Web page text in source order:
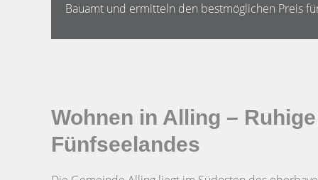
Bauamt und ermitteln den bestmöglichen Preis
Wohnen in Alling –
Fünfseelandes